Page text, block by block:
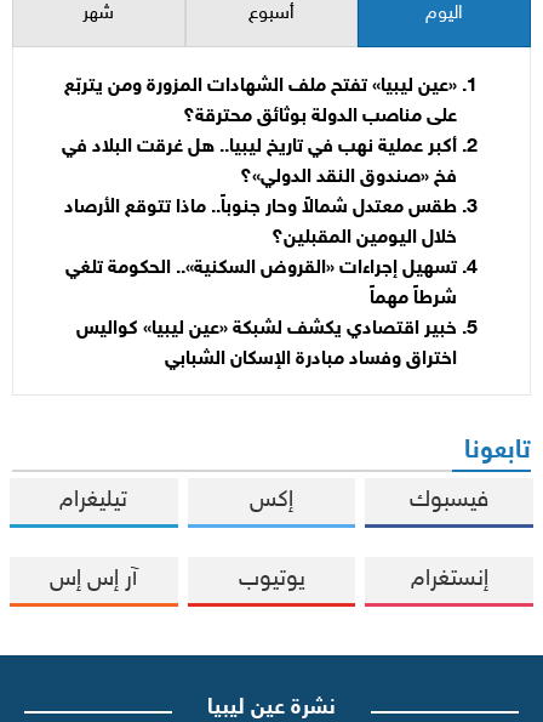
اليوم أسبوع شهر
«عين ليبيا» تفتح ملف الشهادات المزورة ومن يتربّع
على مناصب الدولة بوثائق محترقة؟
أكبر عملية نهب في تاريخ ليبيا.. هل غرقت البلاد في
فخ «صندوق النقد الدولي»؟
طقس معتدل شمالاً وحار جنوباً.. ماذا تتوقع الأرصاد
خلال اليومين المقبلين؟
تسهيل إجراءات «القروض السكنية».. الحكومة تلغي
شرطاً مهماً
خبير اقتصادي يكشف لشبكة «عين ليبيا» كواليس
اختراق وفساد مبادرة الإسكان الشبابي
تابعونا
فيسبوك إكس تيليغرام
إنستغرام يوتيوب آر إس إس
نشرة عين ليبيا